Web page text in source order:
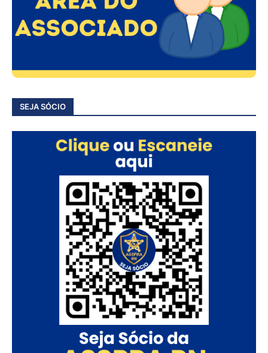
SEJA SÓCIO